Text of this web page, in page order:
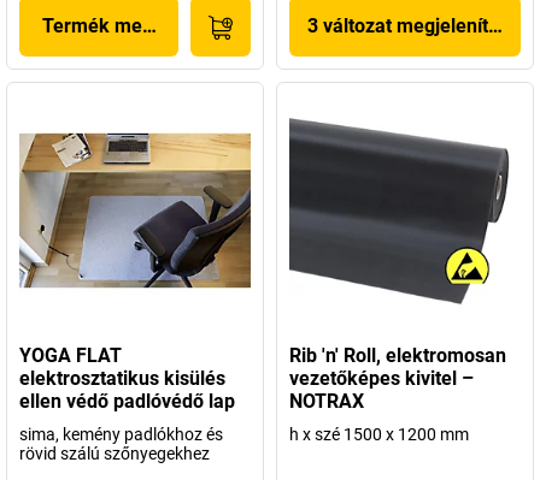
Termék megjelenítése 3 változat megjelenítése
YOGA FLAT
elektrosztatikus kisülés
ellen védő padlóvédő lap
sima, kemény padlókhoz és
rövid szálú szőnyegekhez
Rib 'n' Roll, elektromosan
vezetőképes kivitel –
NOTRAX
h x szé 1500 x 1200 mm